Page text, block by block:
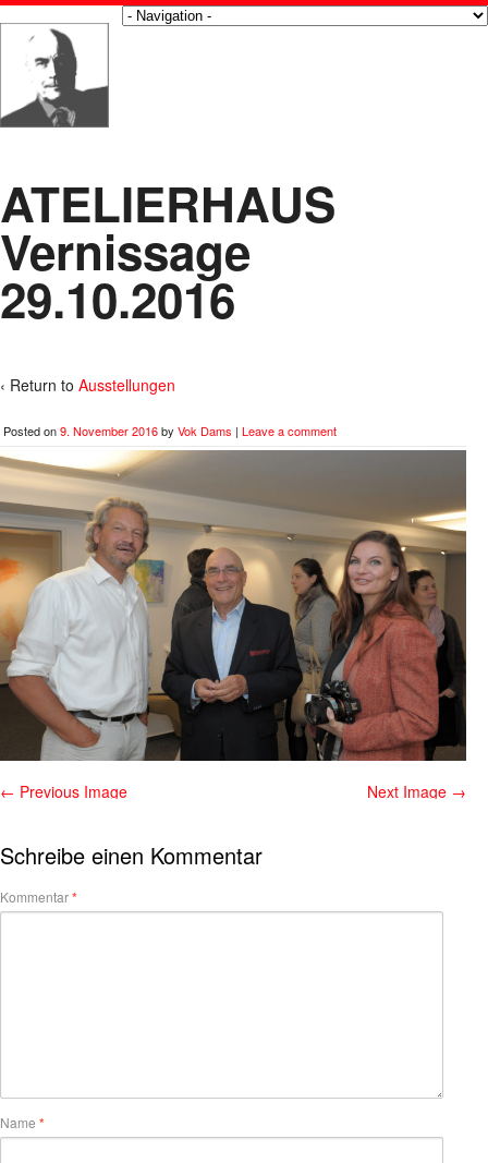
ATELIERHAUS
Vernissage
29.10.2016
‹ Return to Ausstellungen
Posted on9. November 2016by Vok Dams | Leave a comment
← Previous Image Next Image →
Schreibe einen Kommentar
Kommentar*
Name *